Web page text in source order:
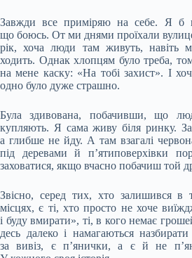
Завжди все приміряю на себе. Я б
що боюсь. От ми днями проїхали
рік, хоча люди там живуть, навіть
ходить. Однак хлопцям було треба,
на мене каску: «На тобі захист». І
одно було дуже страшно.
Була здивована, побачивши, що
купляють. Я сама живу біля ринку.
а глибше не йду. А там взагалі
під деревами й п’ятиповерхівки
заховатися, якщо вчасно побачиш той
Звісно, серед тих, хто залишився в
місцях, є ті, хто просто не хоче
і буду вмирати», ті, в кого немає
десь далеко і намагаються
за вивіз, є п’янички, а є й не